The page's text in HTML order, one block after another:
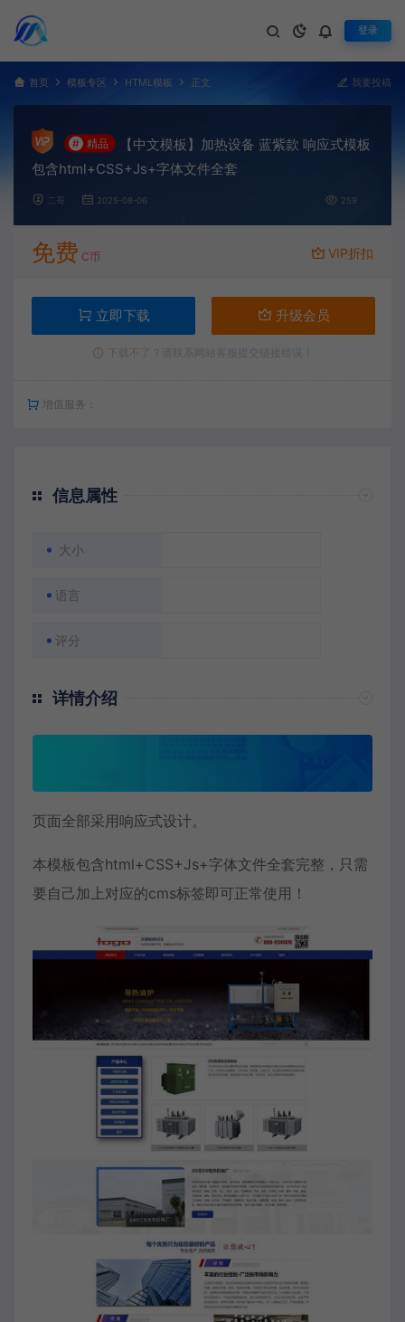
登录
首页 模板专区 HTML模板 正文 我要投稿
# 精品
【中文模板】加热设备 蓝紫款 响应式模板
包含html+CSS+Js+字体文件全套
二哥 2025-08-06 259
免费 C币 VIP折扣
立即下载 升级会员
增值服务：
信息属性
大小
语言
评分
详情介绍
页面全部采用响应式设计。
本模板包含html+CSS+Js+字体文件全套完整，只需
要自己加上对应的cms标签即可正常使用！